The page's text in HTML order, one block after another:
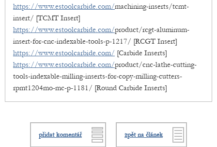
https://www.estoolcarbide.com/machining-inserts/tcmt-
insert/ [TCMT Insert]
https://www.estoolcarbide.com/product/rcgt-aluminum-
insert-for-cnc-indexable-tools-p-1217/ [RCGT Insert]
https://www.estoolcarbide.com/ [Carbide Inserts]
https://www.estoolcarbide.com/product/cnc-lathe-cutting-
tools-indexable-milling-inserts-for-copy-milling-cutters-
rpmt1204mo-mc-p-1181/ [Round Carbide Inserts]
přidat komentář zpět na článek